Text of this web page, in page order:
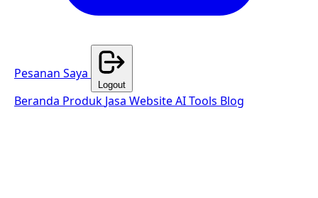
Pesanan Saya
Logout
Beranda Produk Jasa WebsiteAI Tools Blog